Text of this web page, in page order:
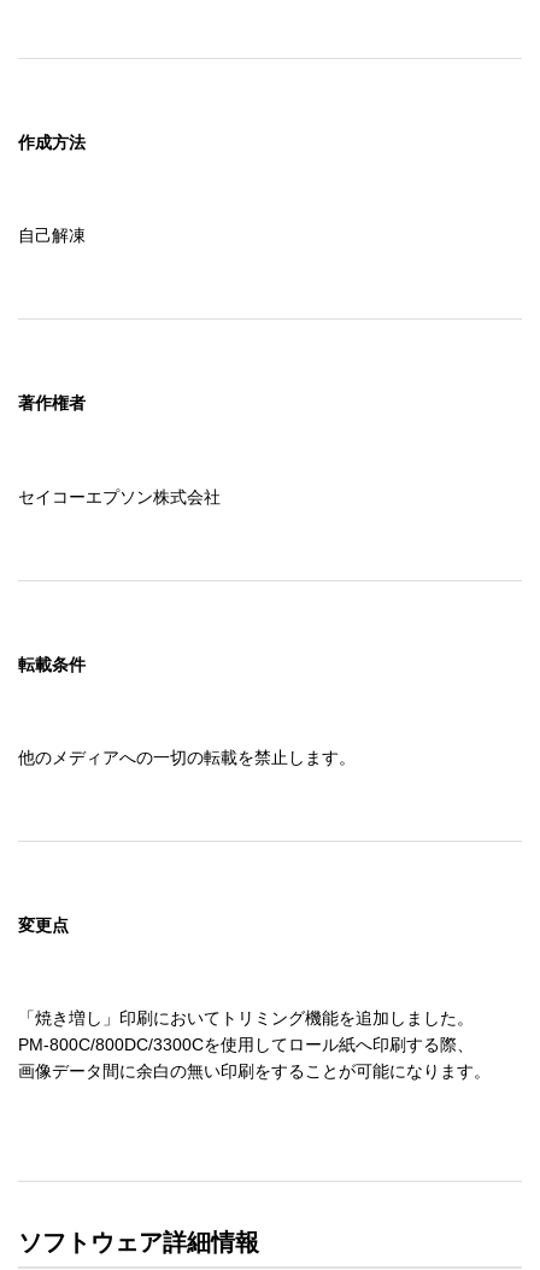
作成方法
自己解凍
著作権者
セイコーエプソン株式会社
転載条件
他のメディアへの一切の転載を禁止します。
変更点
「焼き増し」印刷においてトリミング機能を追加しました。
PM-800C/800DC/3300Cを使用してロール紙へ印刷する際、
画像データ間に余白の無い印刷をすることが可能になります。
ソフトウェア詳細情報